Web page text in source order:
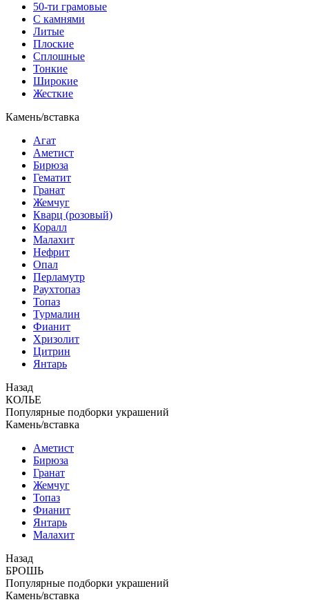
50-ти грамовые
С камнями
Литые
Плоские
Сплошные
Тонкие
Широкие
Жесткие
Камень/вставка
Агат
Аметист
Бирюза
Гематит
Гранат
Жемчуг
Кварц (розовый)
Коралл
Малахит
Нефрит
Опал
Перламутр
Раухтопаз
Топаз
Турмалин
Фианит
Хризолит
Цитрин
Янтарь
Назад
КОЛЬЕ
Популярные подборки украшений
Камень/вставка
Аметист
Бирюза
Гранат
Жемчуг
Топаз
Фианит
Янтарь
Малахит
Назад
БРОШЬ
Популярные подборки украшений
Камень/вставка